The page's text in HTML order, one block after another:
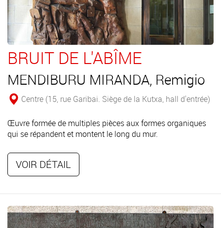
BRUIT DE L'ABÎME
MENDIBURU MIRANDA, Remigio
Centre (15, rue Garibai. Siège de la Kutxa, hall d'entrée)
Œuvre formée de multiples pièces aux formes organiques
qui se répandent et montent le long du mur.
VOIR DÉTAIL